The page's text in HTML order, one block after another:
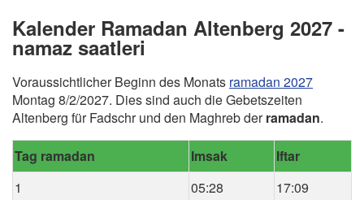
Kalender Ramadan Altenberg 2027 -
namaz saatleri
Voraussichtlicher Beginn des Monats ramadan 2027
Montag 8/2/2027. Dies sind auch die Gebetszeiten
Altenberg für Fadschr und den Maghreb derramadan.
Tag ramadan Imsak
Iftar
1
05:28
17:09